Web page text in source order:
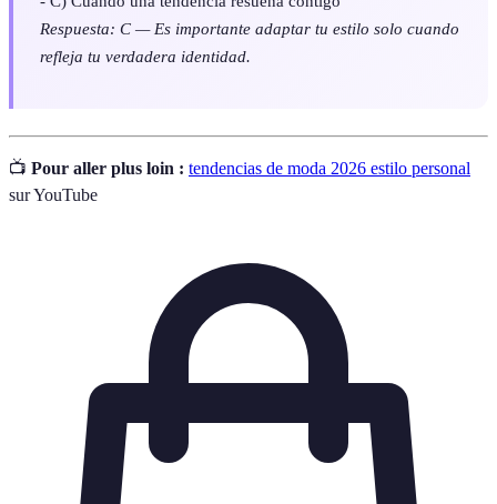
Respuesta: C — Es importante adaptar tu estilo solo cuando
refleja tu verdadera identidad.
📺 Pour aller plus loin : tendencias de moda 2026 estilo personal
sur YouTube